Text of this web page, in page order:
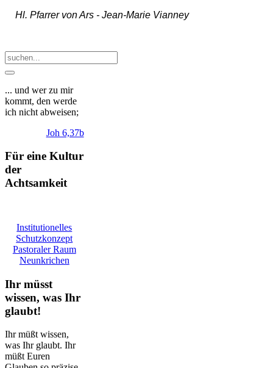
Hl. Pfarrer von Ars -Jean-Marie Vianney
... und wer zu mir
kommt, den werde
ich nicht abweisen;
Joh 6,37b
Für eine Kultur
der
Achtsamkeit
Institutionelles
Schutzkonzept
Pastoraler Raum
Neunkrichen
Ihr müsst
wissen, was Ihr
glaubt!
Ihr müßt wissen,
was Ihr glaubt. Ihr
müßt Euren